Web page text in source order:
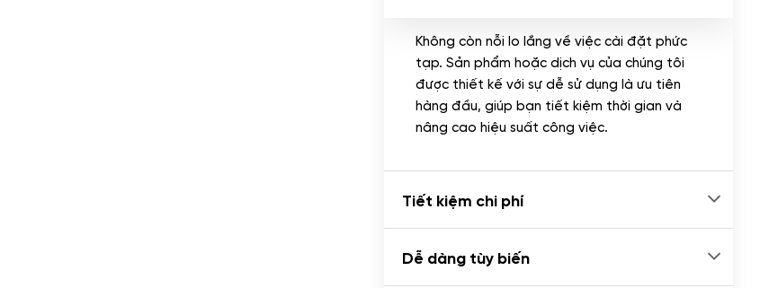
Không còn nỗi lo lắng về việc cài đặt phức
tạp. Sản phẩm hoặc dịch vụ của chúng tôi
được thiết kế với sự dễ sử dụng là ưu tiên
hàng đầu, giúp bạn tiết kiệm thời gian và
nâng cao hiệu suất công việc.
Tiết kiệm chi phí
Dễ dàng tùy biến